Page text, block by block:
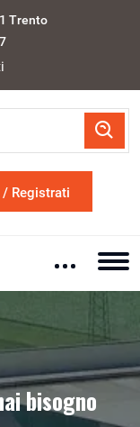
Trento
Registrati
bisogno